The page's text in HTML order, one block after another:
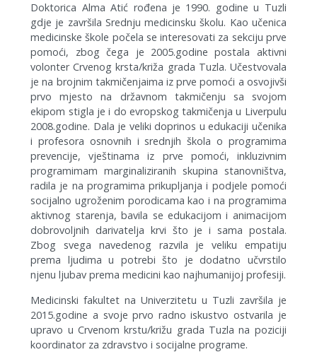
Doktorica Alma Atić rođena je 1990. godine u Tuzli
gdje je završila Srednju medicinsku školu. Kao učenica
medicinske škole počela se interesovati za sekciju prve
pomoći, zbog čega je 2005.godine postala aktivni
volonter Crvenog krsta/križa grada Tuzla. Učestvovala
je na brojnim takmičenjaima iz prve pomoći a osvojivši
prvo mjesto na državnom takmičenju sa svojom
ekipom stigla je i do evropskog takmičenja u Liverpulu
2008.godine. Dala je veliki doprinos u edukaciji učenika
i profesora osnovnih i srednjih škola o programima
prevencije, vještinama iz prve pomoći, inkluzivnim
programimam marginaliziranih skupina stanovništva,
radila je na programima prikupljanja i podjele pomoći
socijalno ugroženim porodicama kao i na programima
aktivnog starenja, bavila se edukacijom i animacijom
dobrovoljnih darivatelja krvi što je i sama postala.
Zbog svega navedenog razvila je veliku empatiju
prema ljudima u potrebi što je dodatno učvrstilo
njenu ljubav prema medicini kao najhumanijoj profesiji.
Medicinski fakultet na Univerzitetu u Tuzli završila je
2015.godine a svoje prvo radno iskustvo ostvarila je
upravo u Crvenom krstu/križu grada Tuzla na poziciji
koordinator za zdravstvo i socijalne programe.